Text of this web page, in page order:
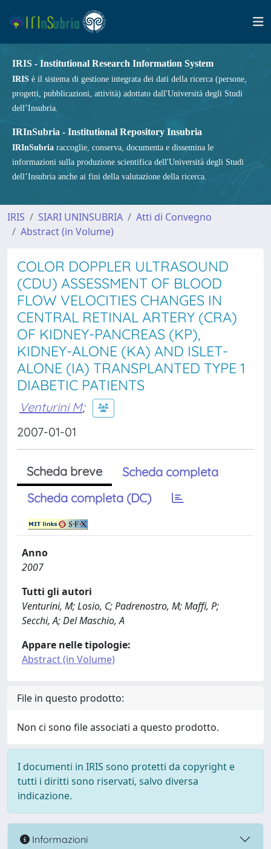
IRIS - Institutional Research Information System
IRIS è il sistema di gestione integrata dei dati della ricerca (persone,
progetti, pubblicazioni, attività) adottato dall'Università degli Studi
dell’Insubria.
IRInSubria - Institutional Repository Insubria
IRInSubria raccoglie, conserva, documenta e dissemina le
informazioni sulla produzione scientifica dell'Università degli Studi
dell’Insubria anche ai fini della valutazione della ricerca.
IRIS SIARI UNINSUBRIA
Atti di Convegno
Abstract (in Volume)
COLOR DOPPLER ULTRASOUND
(CDU) ASSESSMENT OF BLOOD
FLOW VELOCITIES CHANGES IN
CENTRAL RETINAL ARTERY (CRA)
OF KIDNEY-PANCREAS (KP),
KIDNEY-ALONE (KA) AND ISLET-
ALONE (IA) TRANSPLANTED TYPE 1
DIABETIC PATIENTS
Venturini M;
2007-01-01
Scheda breve
Scheda completa
Scheda completa (DC)
Anno
2007
Tutti gli autori
Venturini, M; Losio, C; Padrenostro, M; Maffi, P;
Secchi, A; Del Maschio, A
Appare nelle tipologie:
Abstract (in Volume)
File in questo prodotto:
Non ci sono file associati a questo prodotto.
I documenti in IRIS sono protetti da copyright e
tutti i diritti sono riservati, salvo diversa
indicazione.
Informazioni